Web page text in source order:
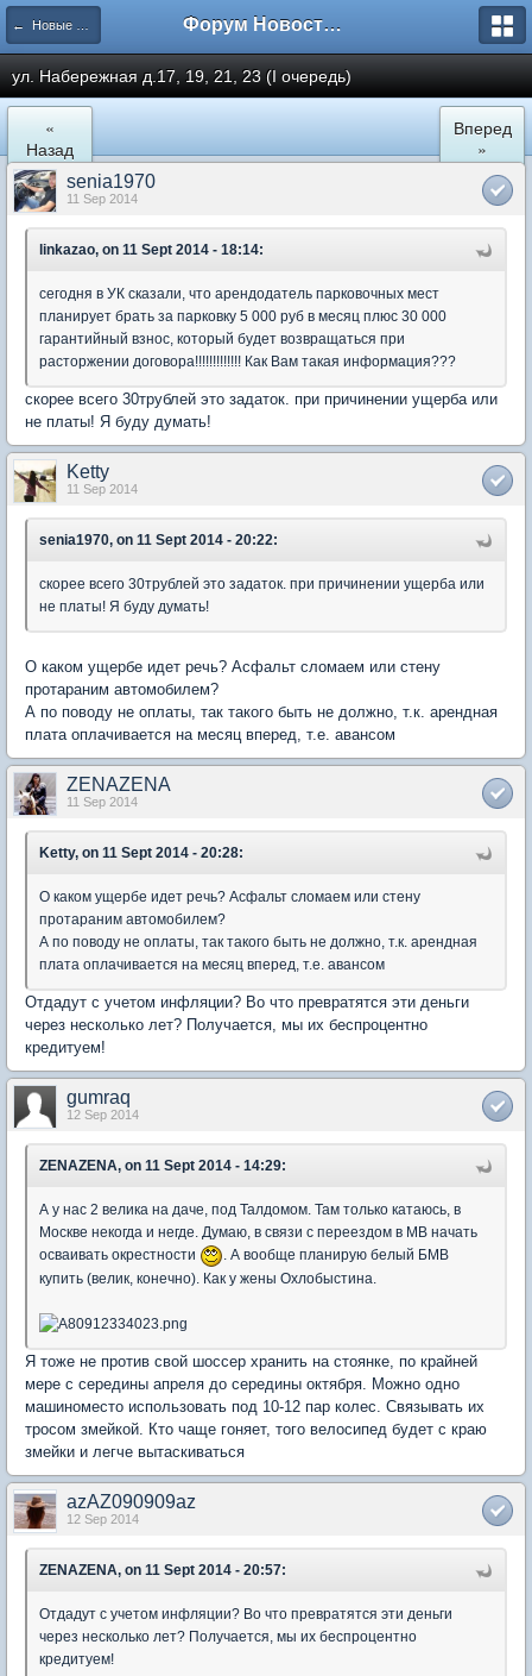
← Новые Водники Форум Новостройки
ул. Набережная д.17, 19, 21, 23 (I очередь)
«
Назад
Вперед
»
senia1970
11 Sep 2014
linkazao, on 11 Sept 2014 - 18:14:
сегодня в УК сказали, что арендодатель парковочных мест
планирует брать за парковку 5 000 руб в месяц плюс 30 000
гарантийный взнос, который будет возвращаться при
расторжении договора!!!!!!!!!!!!! Как Вам такая информация???
скорее всего 30трублей это задаток. при причинении ущерба или
не платы! Я буду думать!
Ketty
11 Sep 2014
senia1970, on 11 Sept 2014 - 20:22:
скорее всего 30трублей это задаток. при причинении ущерба или
не платы! Я буду думать!
О каком ущербе идет речь? Асфальт сломаем или стену
протараним автомобилем?
А по поводу не оплаты, так такого быть не должно, т.к. арендная
плата оплачивается на месяц вперед, т.е. авансом
ZENAZENA
11 Sep 2014
Ketty, on 11 Sept 2014 - 20:28:
О каком ущербе идет речь? Асфальт сломаем или стену
протараним автомобилем?
А по поводу не оплаты, так такого быть не должно, т.к. арендная
плата оплачивается на месяц вперед, т.е. авансом
Отдадут с учетом инфляции? Во что превратятся эти деньги
через несколько лет? Получается, мы их беспроцентно
кредитуем!
gumraq
12 Sep 2014
ZENAZENA, on 11 Sept 2014 - 14:29:
А у нас 2 велика на даче, под Талдомом. Там только катаюсь, в
Москве некогда и негде. Думаю, в связи с переездом в МВ начать
осваивать окрестности
. А вообще планирую белый БМВ
купить (велик, конечно). Как у жены Охлобыстина.
Я тоже не против свой шоссер хранить на стоянке, по крайней
мере с середины апреля до середины октября. Можно одно
машиноместо использовать под 10-12 пар колес. Связывать их
тросом змейкой. Кто чаще гоняет, того велосипед будет с краю
змейки и легче вытаскиваться
azAZ090909az
12 Sep 2014
ZENAZENA, on 11 Sept 2014 - 20:57:
Отдадут с учетом инфляции? Во что превратятся эти деньги
через несколько лет? Получается, мы их беспроцентно
кредитуем!